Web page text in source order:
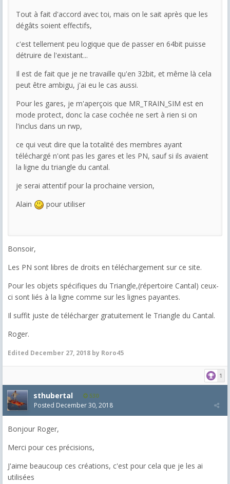
Tout à fait d'accord avec toi, mais on le sait après que les
dégâts soient effectifs,
c'est tellement peu logique que de passer en 64bit puisse
détruire de l'existant...
Il est de fait que je ne travaille qu'en 32bit, et même là cela
peut être ambigu, j'ai eu le cas aussi.
Pour les gares, je m'aperçois que MR_TRAIN_SIM est en
mode protect, donc la case cochée ne sert à rien si on
l'inclus dans un rwp,
ce qui veut dire que la totalité des membres ayant
téléchargé n'ont pas les gares et les PN, sauf si ils avaient
la ligne du triangle du cantal.
je serai attentif pour la prochaine version,
Alain
pour utiliser
Bonsoir,
Les PN sont libres de droits en téléchargement sur ce site.
Pour les objets spécifiques du Triangle,(répertoire Cantal) ceux-
ci sont liés à la ligne comme sur les lignes payantes.
Il suffit juste de télécharger gratuitement le Triangle du Cantal.
Roger.
Edited December 27, 2018 by Roro45
1
sthubertal 530
Posted December 30, 2018
Bonjour Roger,
Merci pour ces précisions,
J'aime beaucoup ces créations, c'est pour cela que je les ai
utilisées